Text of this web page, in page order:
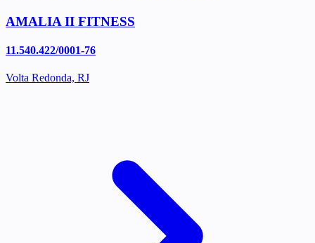
AMALIA II FITNESS
11.540.422/0001-76
Volta Redonda, RJ